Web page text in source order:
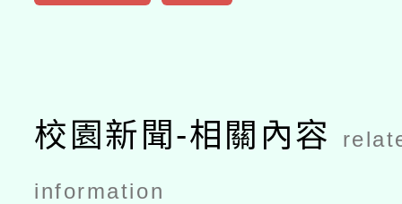
校園新聞-相關內容
information